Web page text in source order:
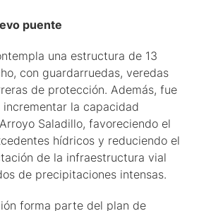
puente
una estructura de 13
con guardarruedas, veredas
de protección. Además, fue
incrementar la capacidad
Saladillo, favoreciendo el
hídricos y reduciendo el
de la infraestructura vial
de precipitaciones intensas.
forma parte del plan de